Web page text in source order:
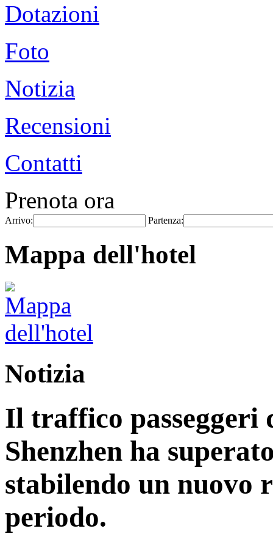
Dotazioni
Foto
Notizia
Recensioni
Contatti
Prenota ora
Arrivo: Partenza:
Mappa dell'hotel
Notizia
Il traffico passeggeri
Shenzhen ha
stabilendo un nuovo
periodo.